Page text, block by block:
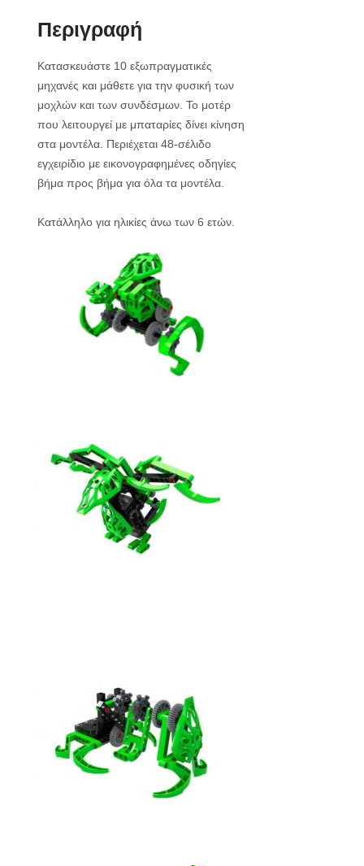
Περιγραφή
Κατασκευάστε 10 εξωπραγματικές
μηχανές και μάθετε για την φυσική των
μοχλών και των συνδέσμων. To μοτέρ
που λειτουργεί με μπαταρίες δίνει κίνηση
στα μοντέλα. Περιέχεται 48-σέλιδο
εγχειρίδιο με εικονογραφημένες οδηγίες
βήμα προς βήμα για όλα τα μοντέλα.
Κατάλληλο για ηλικίες άνω των 6 ετών.